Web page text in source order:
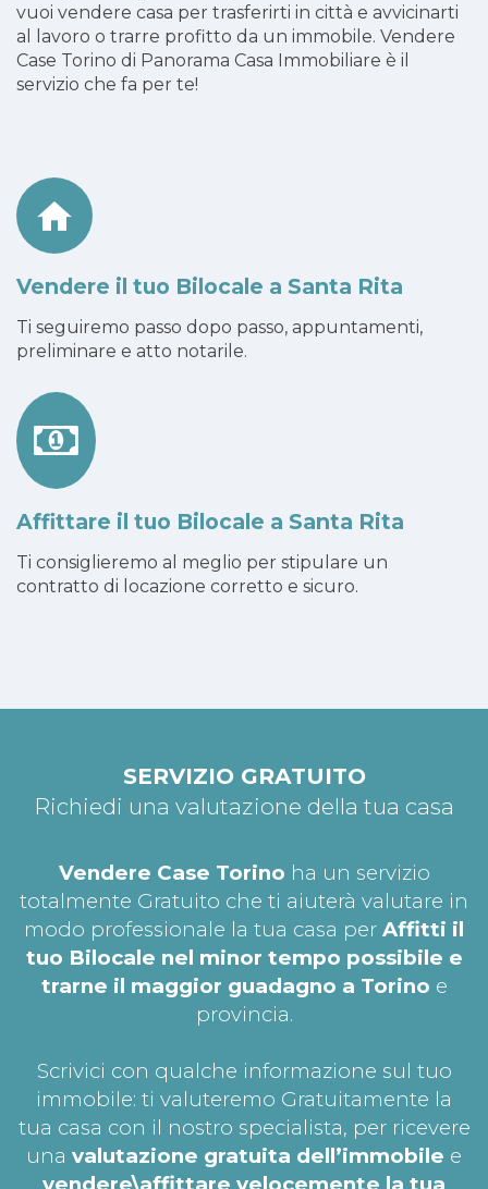
vuoi vendere casa per trasferirti in città e avvicinarti
al lavoro o trarre profitto da un immobile. Vendere
Case Torino di Panorama Casa Immobiliare è il
servizio che fa per te!
Vendere il tuo Bilocale a Santa Rita
Ti seguiremo passo dopo passo, appuntamenti,
preliminare e atto notarile.
Affittare il tuo Bilocale a Santa Rita
Ti consiglieremo al meglio per stipulare un
contratto di locazione corretto e sicuro.
SERVIZIO GRATUITO
Richiedi una valutazione della tua casa
Vendere Case Torino ha un servizio
totalmente Gratuito che ti aiuterà valutare in
modo professionale la tua casa per Affitti il
tuo Bilocale nel minor tempo possibile e
trarne il maggior guadagno a Torino e
provincia.
Scrivici con qualche informazione sul tuo
immobile: ti valuteremo Gratuitamente la
tua casa con il nostro specialista, per ricevere
una valutazione gratuita dell’immobile e
vendere\affittare velocemente la tua